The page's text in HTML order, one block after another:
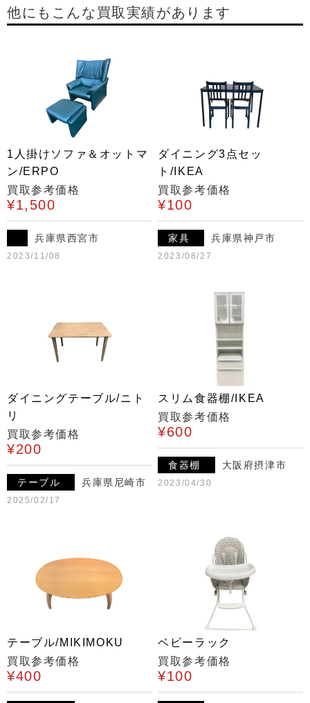
他にもこんな買取実績があります
1人掛けソファ＆オットマ
ン/ERPO
買取参考価格
¥1,500
兵庫県西宮市
2023/11/08
ダイニング3点セッ
ト/IKEA
買取参考価格
¥100
家具 兵庫県神戸市
2023/08/27
ダイニングテーブル/ニト
リ
買取参考価格
¥200
テーブル 兵庫県尼崎市
2025/02/17
スリム食器棚/IKEA
買取参考価格
¥600
食器棚 大阪府摂津市
2023/04/30
テーブル/MIKIMOKU
買取参考価格
¥400
ベビーラック
買取参考価格
¥100